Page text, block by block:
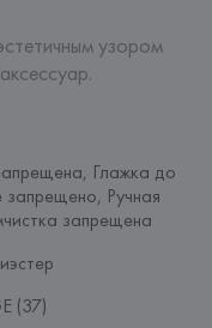
узором
Глажка до
Ручная
запрещена
(37)